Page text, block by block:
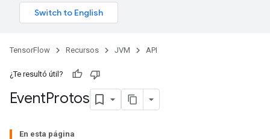
TensorFlow Recursos JVM API
¿Te resultó útil?
EventProtos
En esta página